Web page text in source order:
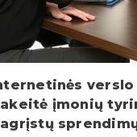
verslo
įmonių